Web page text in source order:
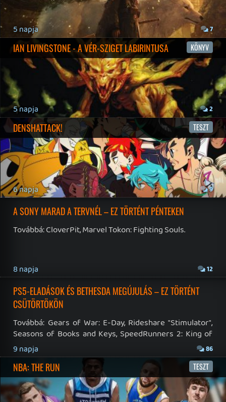
19 éve videójáték minden nap! Copyright 365 Media Kft
Impresszum | Hirdetési ajánlatunk |
Felhasználási feltételek
| Adatvédelmi elveink
Hírek | Cikkek | Podcastok | Blogok |
Gaming Fórum | Offtopic Fórum
RSS | Blog RSS | Podcast RSS
Instagram | Youtube | Facebook